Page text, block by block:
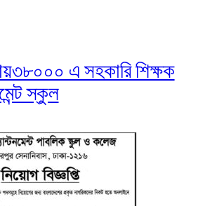
এ সহকারি শিক্ষক
স্কুল